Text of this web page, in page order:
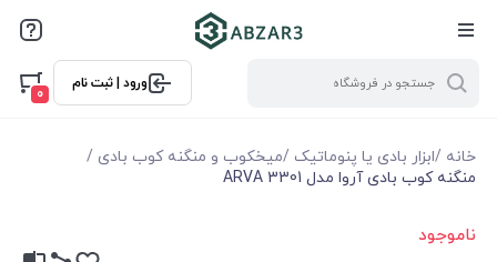
ورود | ثبت نام
0
خانه /ابزار بادی یا پنوماتیک /میخکوب و منگنه کوب بادی /
منگنه کوب بادی آروا مدل ARVA 3301
ناموجود